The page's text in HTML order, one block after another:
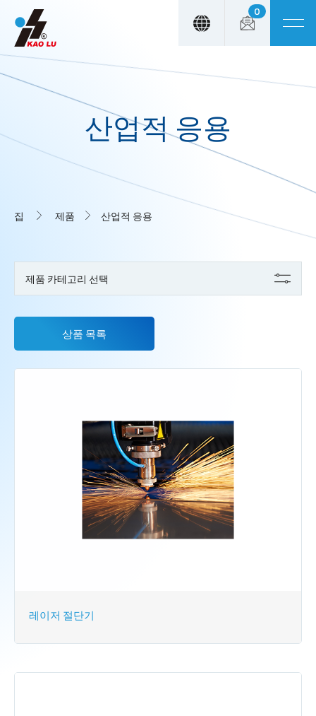
0
산업적 응용
집 제품 산업적 응용
제품 카테고리 선택
상품 목록
레이저 절단기
Cookies management panel